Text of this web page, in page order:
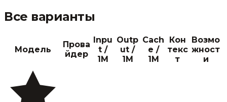
Все варианты
Модель
Прова
йдер
Inpu
t /
1M
Outp
ut /
1M
Cach
e /
1M
Кон
текс
т
Возмо
жност
и